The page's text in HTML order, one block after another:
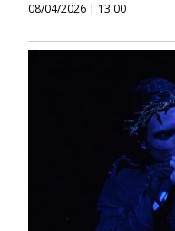
08/04/2026 | 13:00